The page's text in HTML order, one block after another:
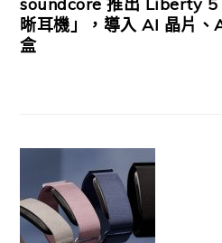
晰耳機」，導入 AI 晶片、
盒